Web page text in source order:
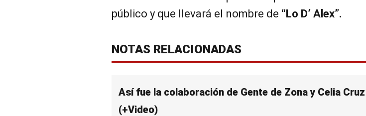
público y que llevará el nombre de “Lo D’ Alex”.
NOTAS RELACIONADAS
Así fue la colaboración de Gente de Zona y Celia Cruz
(+Video)